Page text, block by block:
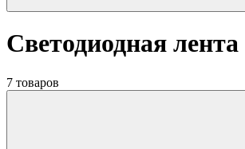
Светодиодная
7 товаров